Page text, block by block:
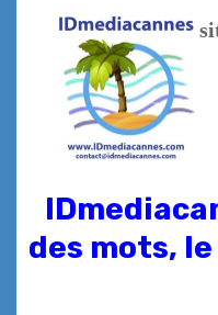
des mots,